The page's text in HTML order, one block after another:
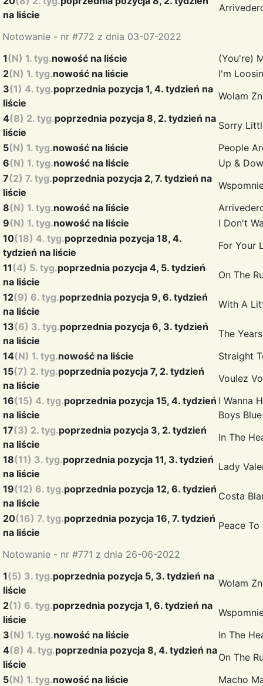
Notowanie - nr #772 z dnia 03-07-2022
na liście
Notowanie - nr #771 z dnia 26-06-2022
1(N) 1. tyg.nowość na liście
(You're)
2(N) 1. tyg.nowość na liście
I'm
3(1) 4. tyg.poprzednia pozycja 1, 4. tydzień na
liście
Wolam
4(8) 2. tyg.poprzednia pozycja 8, 2. tydzień na
liście
Sorry
5(N) 1. tyg.nowość na liście
People
6(N) 1. tyg.nowość na liście
Up &
7(2) 7. tyg.poprzednia pozycja 2, 7. tydzień na
liście
8(N) 1. tyg.nowość na liście
9(N) 1. tyg.nowość na liście
I Don't
10(18) 4. tyg.poprzednia pozycja 18, 4.
tydzień na liście
For Your
11(4) 5. tyg.poprzednia pozycja 4, 5. tydzień
na liście
On The
12(9) 6. tyg.poprzednia pozycja 9, 6. tydzień
na liście
With A
13(6) 3. tyg.poprzednia pozycja 6, 3. tydzień
na liście
The
14(N) 1. tyg.nowość na liście
Straight
15(7) 2. tyg.poprzednia pozycja 7, 2. tydzień
na liście
Voulez
16(15) 4. tyg.poprzednia pozycja 15, 4. tydzień
na liście
I Wanna
Boys Blue
17(3) 2. tyg.poprzednia pozycja 3, 2. tydzień
na liście
In The
18(11) 3. tyg.poprzednia pozycja 11, 3. tydzień
na liście
Lady
19(12) 6. tyg.poprzednia pozycja 12, 6. tydzień
na liście
Costa
20(16) 7. tyg.poprzednia pozycja 16, 7. tydzień
na liście
Peace
1(5) 3. tyg.poprzednia pozycja 5, 3. tydzień na
liście
Wolam
2(1) 6. tyg.poprzednia pozycja 1, 6. tydzień na
liście
3(N) 1. tyg.nowość na liście
In The
4(8) 4. tyg.poprzednia pozycja 8, 4. tydzień na
liście
On The
5(N) 1. tyg.nowość na liście
Macho